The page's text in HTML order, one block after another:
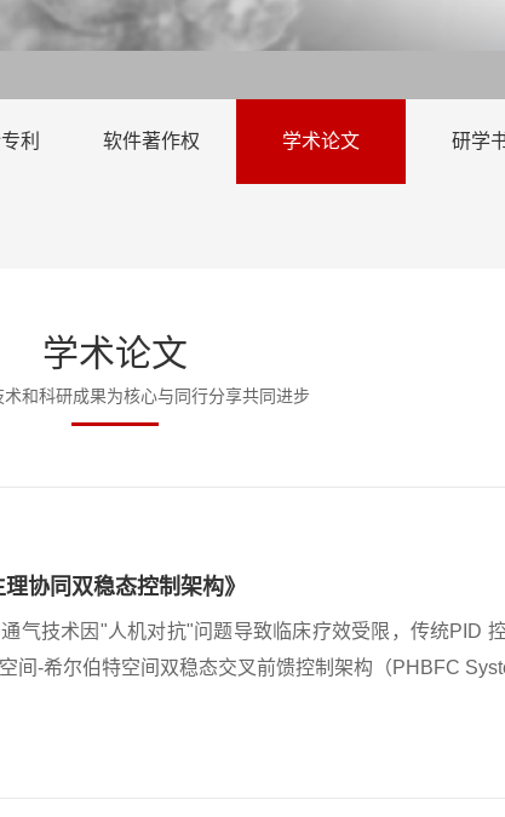
利 软件著作权 学术论文 研学
学术论文
术和科研成果为核心与同行分享共同进步
协同双稳态控制架构》
气技术因"人机对抗"问题导致临床疗效受限，传统PID
间-希尔伯特空间双稳态交叉前馈控制架构（PHBFC